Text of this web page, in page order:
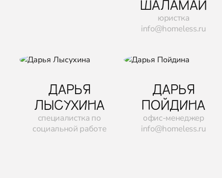
ШАЛАМАЙ
юристка
info@homeless.ru
ДАРЬЯ
ЛЫСУХИНА
специалистка по
социальной работе
ДАРЬЯ
ПОЙДИНА
офис-менеджер
info@homeless.ru